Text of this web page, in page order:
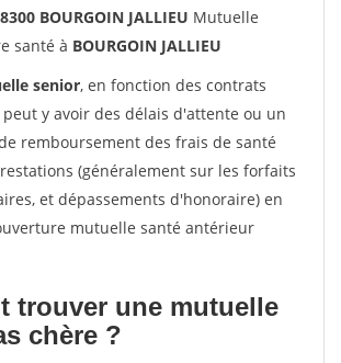
BOURGOIN JALLIEU Mutuelle
santé à BOURGOIN JALLIEU
senior, en fonction des contrats
peut y avoir des délais d'attente ou un
remboursement des frais de santé
(généralement sur les forfaits
et dépassements d'honoraire) en
mutuelle santé antérieur
trouver une mutuelle
chère ?